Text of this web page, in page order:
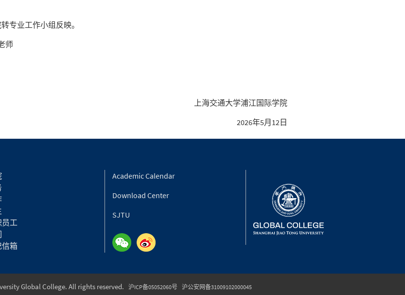
专业工作小组反映。
师
上海交通大学浦江国际学院
2026年5月12日
员工
信箱
Academic Calendar
Download Center
SJTU
Global College. All rights reserved. 沪ICP备05052060号 沪公安网备31009102000045